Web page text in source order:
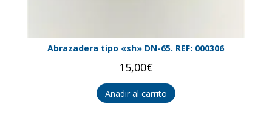
Abrazadera tipo «sh» DN-65. REF: 000306
15,00€
Añadir al carrito